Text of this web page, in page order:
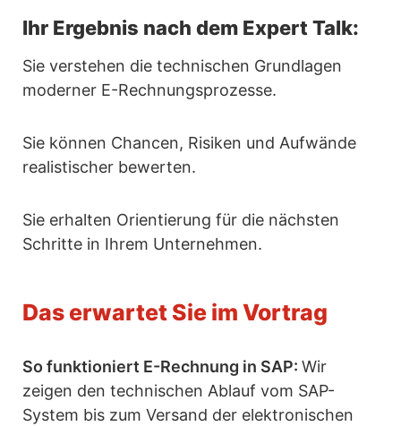
Ihr Ergebnis nach dem Expert Talk:
Sie verstehen die technischen Grundlagen
moderner E-Rechnungsprozesse.
Sie können Chancen, Risiken und Aufwände
realistischer bewerten.
Sie erhalten Orientierung für die nächsten
Schritte in Ihrem Unternehmen.
Das erwartet Sie im Vortrag
So funktioniert E-Rechnung in SAP: Wir
zeigen den technischen Ablauf vom SAP-
System bis zum Versand der elektronischen